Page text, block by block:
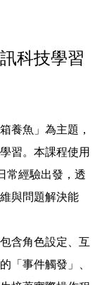
科技學習
養魚」為主題，
習。本課程使用
常經驗出發，透
與問題解決能
含角色設定、互
「事件觸發」、